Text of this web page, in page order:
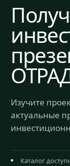
Изучите
актуальные
Каталог